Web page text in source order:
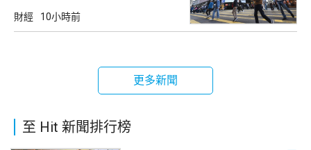
財經 10小時前
更多新聞
至 Hit 新聞排行榜